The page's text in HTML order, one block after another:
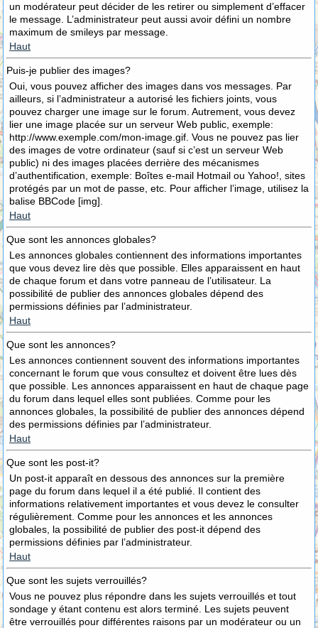
un modérateur peut décider de les retirer ou simplement d’effacer
le message. L’administrateur peut aussi avoir défini un nombre
maximum de smileys par message.
Haut
Puis-je publier des images?
Oui, vous pouvez afficher des images dans vos messages. Par
ailleurs, si l’administrateur a autorisé les fichiers joints, vous
pouvez charger une image sur le forum. Autrement, vous devez
lier une image placée sur un serveur Web public, exemple:
http://www.exemple.com/mon-image.gif. Vous ne pouvez pas lier
des images de votre ordinateur (sauf si c’est un serveur Web
public) ni des images placées derrière des mécanismes
d’authentification, exemple: Boîtes e-mail Hotmail ou Yahoo!, sites
protégés par un mot de passe, etc. Pour afficher l’image, utilisez la
balise BBCode [img].
Haut
Que sont les annonces globales?
Les annonces globales contiennent des informations importantes
que vous devez lire dès que possible. Elles apparaissent en haut
de chaque forum et dans votre panneau de l’utilisateur. La
possibilité de publier des annonces globales dépend des
permissions définies par l’administrateur.
Haut
Que sont les annonces?
Les annonces contiennent souvent des informations importantes
concernant le forum que vous consultez et doivent être lues dès
que possible. Les annonces apparaissent en haut de chaque page
du forum dans lequel elles sont publiées. Comme pour les
annonces globales, la possibilité de publier des annonces dépend
des permissions définies par l’administrateur.
Haut
Que sont les post-it?
Un post-it apparaît en dessous des annonces sur la première
page du forum dans lequel il a été publié. Il contient des
informations relativement importantes et vous devez le consulter
régulièrement. Comme pour les annonces et les annonces
globales, la possibilité de publier des post-it dépend des
permissions définies par l’administrateur.
Haut
Que sont les sujets verrouillés?
Vous ne pouvez plus répondre dans les sujets verrouillés et tout
sondage y étant contenu est alors terminé. Les sujets peuvent
être verrouillés pour différentes raisons par un modérateur ou un